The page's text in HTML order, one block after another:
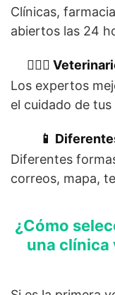
Clínicas,
abiertos las 24
👩🏻‍⚕️
Los expertos
el cuidado de
📱
Diferentes
correos, mapa,
¿Cómo
una clínica